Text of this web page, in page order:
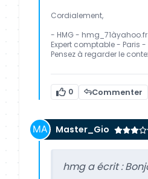
Cordialement,
- HMG - hmg_71àyahoo.fr
Expert comptable - Paris
Pensez à regarder le
0 Commenter
Master_Gio
hmg a écrit :